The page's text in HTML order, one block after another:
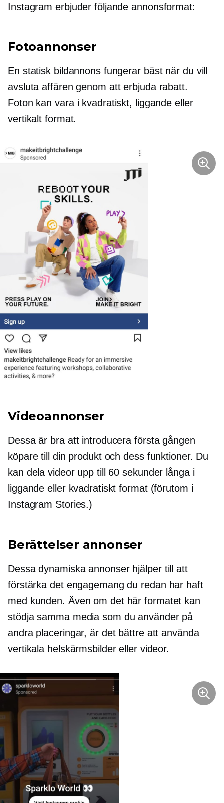
Instagram erbjuder följande annonsformat:
Fotoannonser
En statisk bildannons fungerar bäst när du vill
avsluta affären genom att erbjuda rabatt.
Foton kan vara i kvadratiskt, liggande eller
vertikalt format.
Videoannonser
Dessa är bra att introduceraförsta gången
köpare till din produkt och dess funktioner. Du
kan dela videor upp till 60 sekunder långa i
liggande eller kvadratiskt format (förutom i
Instagram Stories.)
Berättelser annonser
Dessa dynamiska annonser hjälper till att
förstärka det engagemang du redan har haft
med kunden. Även om det här formatet kan
stödja samma media som du använder på
andra placeringar, är det bättre att använda
vertikala helskärmsbilder eller videor.